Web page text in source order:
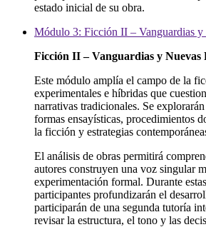
estado inicial de su obra.
Módulo 3: Ficción II – Vanguardias y
Ficción II – Vanguardias y Nuevas
Este módulo amplía el campo de la
experimentales e híbridas que
narrativas tradicionales. Se
formas ensayísticas, procedimientos
la ficción y estrategias
El análisis de obras permitirá
autores construyen una voz singular
experimentación formal. Durante
participantes profundizarán el
participarán de una segunda tutoría
revisar la estructura, el tono y las